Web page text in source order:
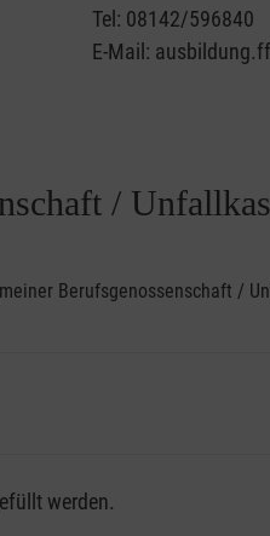
Tel: 08142/596840
E-Mail:
/
Berufsgenossenschaft /
nutzen, beachten
als Selbstzahler.
werden.